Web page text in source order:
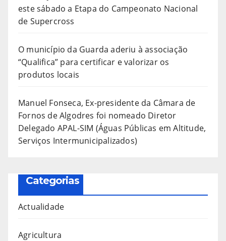
este sábado a Etapa do Campeonato Nacional
de Supercross
O município da Guarda aderiu à associação
“Qualifica” para certificar e valorizar os
produtos locais
Manuel Fonseca, Ex-presidente da Câmara de
Fornos de Algodres foi nomeado Diretor
Delegado APAL-SIM (Águas Públicas em Altitude,
Serviços Intermunicipalizados)
Categorias
Actualidade
Agricultura